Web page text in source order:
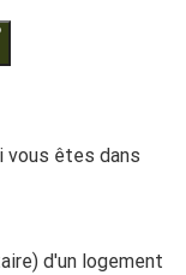
vous êtes dans
d'un logement